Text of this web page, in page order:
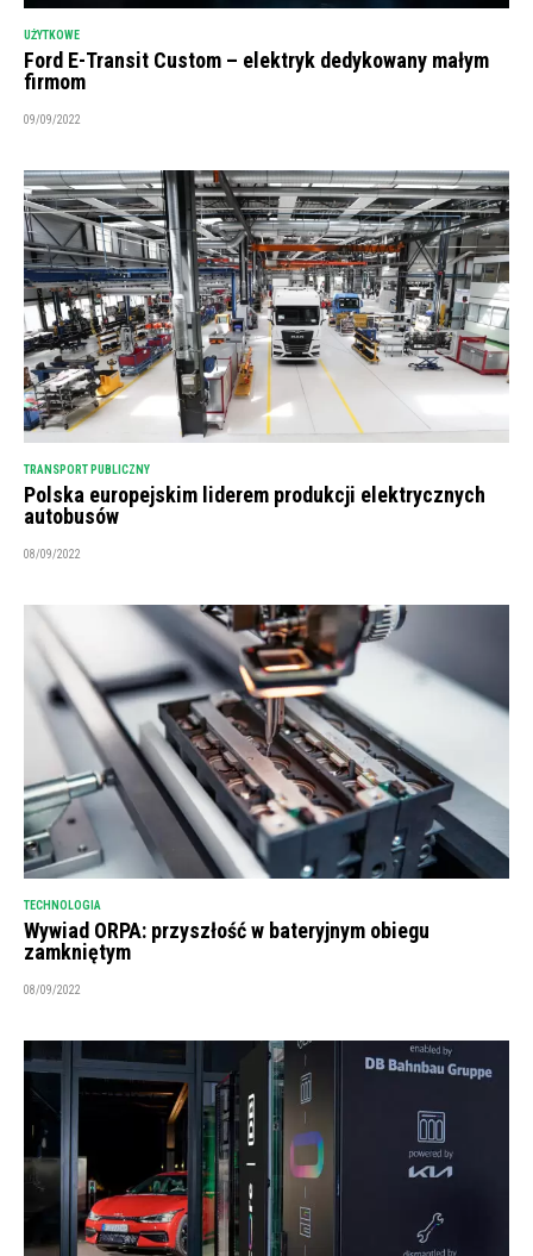
UŻYTKOWE
Ford E-Transit Custom – elektryk dedykowany małym
firmom
09/09/2022
TRANSPORT PUBLICZNY
Polska europejskim liderem produkcji elektrycznych
autobusów
08/09/2022
TECHNOLOGIA
Wywiad ORPA: przyszłość w bateryjnym obiegu
zamkniętym
08/09/2022